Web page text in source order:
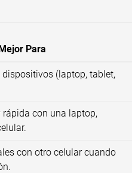
Mejor Para
(laptop, tablet,
rápida con una laptop,
con otro celular cuando